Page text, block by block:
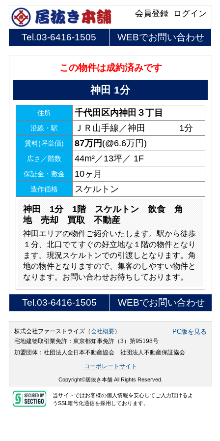
ログイン
会員登録
Tel.03-6416-1505 WEBでお問い合わせ
この物件は成約済みです
神田 1分
住所 千代田区内神田３丁目
沿線・駅 ＪＲ山手線／神田 1分
賃料(坪単価) 87万円 (@6.6万円)
広さ／階数 44m²／13坪／ 1F
保証金・敷金 10ヶ月
造作価格 スケルトン
神田 1分 1階 スケルトン 飲食 角
地 売却 買取 不動産
神田エリアの物件ご紹介いたします。駅から徒歩
１分、北口でてすぐの好立地な１階の物件となり
ます。現況スケルトンでの引渡しとなります。角
地の物件となりますので、集客のしやすい物件と
なります。お問い合わせお待ちしております。
Tel.03-6416-1505 WEBでお問い合わせ
株式会社ファーストライズ（会社概要） PC版を見る
宅地建物取引業免許：東京都知事免許（3）第95198号
加盟団体：社団法人全日本不動産協会 社団法人不動産保証協会
コーポレートサイト
Copyright©居抜き本舗 All Rights Reserved.
当サイトではお客様の個人情報を安心してご入力頂けるよ
うSSL暗号化通信を採用しております。